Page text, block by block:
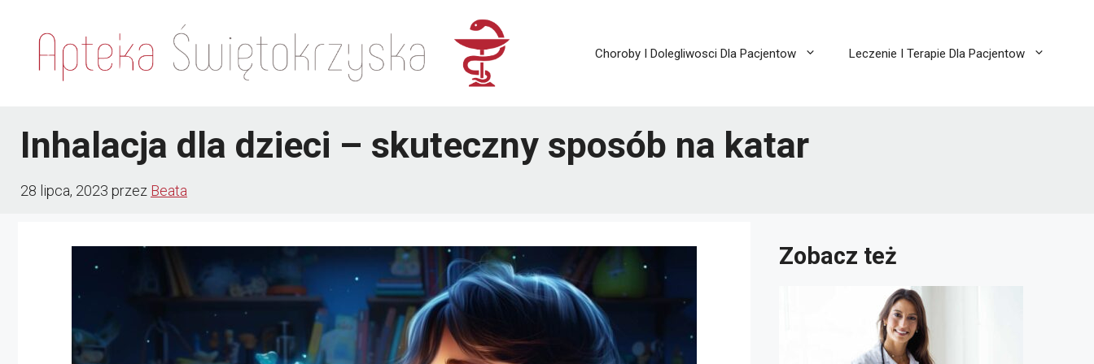
Choroby I Dolegliwosci Dla Pacjentow Leczenie I Terapie Dla Pacjentow
Inhalacja dla dzieci – skuteczny sposób na katar
28 lipca, 2023 przez Beata
Zobacz też